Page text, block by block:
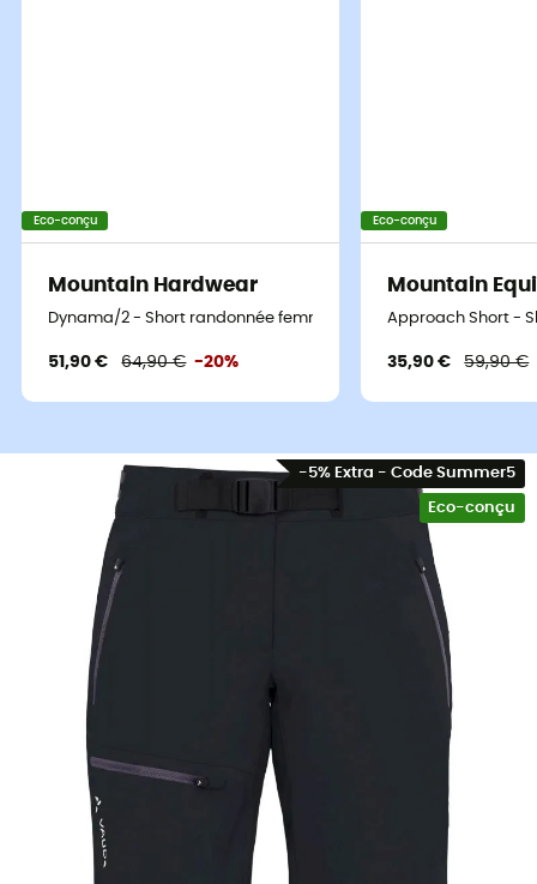
Eco-conçu
Mountain Hardwear
Dynama/2 - Short randonnée femme
51,90 € 64,90 € -20%
Eco-conçu
Mountain
Approach Short -
35,90 € 59,90 €
-5% Extra - Code Summer5
Eco-conçu